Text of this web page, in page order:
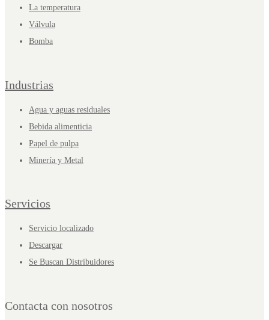
La temperatura
Válvula
Bomba
Industrias
Agua y aguas residuales
Bebida alimenticia
Papel de pulpa
Minería y Metal
Servicios
Servicio localizado
Descargar
Se Buscan Distribuidores
Contacta con nosotros